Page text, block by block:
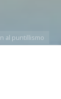
al puntillismo